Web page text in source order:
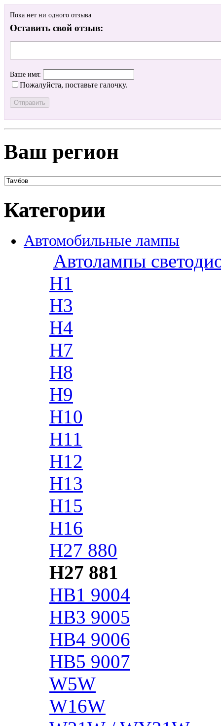
Пока нет ни одного отзыва
Оставить свой отзыв:
Ваше имя:
Пожалуйста, поставьте галочку.
Ваш регион
Категории
Автомобильные лампы
Автолампы
H1
H3
H4
H7
H8
H9
H10
H11
H12
H13
H15
H16
H27 880
H27 881
HB1 9004
HB3 9005
HB4 9006
HB5 9007
W5W
W16W